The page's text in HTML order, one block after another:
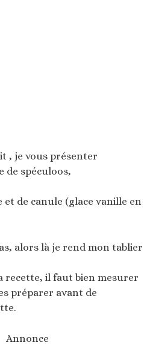
, je vous présenter
de spéculoos,
et de canule (glace vanille en
alors là je rend mon tablier
recette, il faut bien mesurer
préparer avant de
Annonce